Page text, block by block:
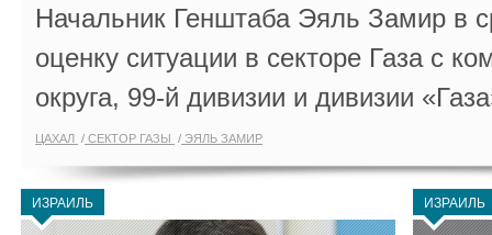
Начальник Генштаба Эяль Замир в
оценку ситуации в секторе Газа с
округа, 99-й дивизии и дивизии
ЦАХАЛ СЕКТОР ГАЗЫ ЭЯЛЬ ЗАМИР
ИЗРАИЛЬ ИЗРАИЛЬ